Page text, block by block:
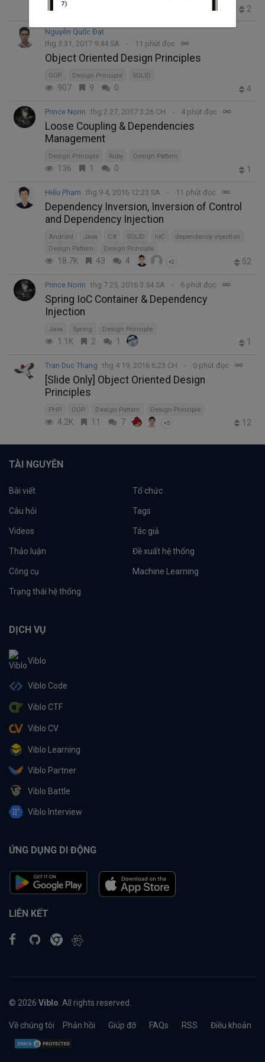
862 2
Nguyễn Quốc Đạt
thg 3 31, 2017 9:44 SA
11 phút đọc
Object Oriented Design Principles
OOP Design Principle SOLID
907 9 0 4
Prince Norin thg 2 27, 2017 3:26 CH 4 phút đọc
Loose Coupling & Dependencies
Management
Design Principle Ruby Design Pattern
136 1 0 1
Hiếu Phạm thg 9 4, 2016 12:23 SA 11 phút đọc
Dependency Inversion, Inversion of Control
and Dependency Injection
Android Java C# SOLID IoC
dependency injection
Design Pattern
Design Principle
18.7K 43 4 +2 52
Prince Norin thg 7 25, 2016 3:54 SA 6 phút đọc
Spring IoC Container & Dependency
Injection
Java Spring Design Principle
1.1K 2 1 1
Tran Duc Thang thg 4 19, 2016 6:23 CH 0 phút đọc
[Slide Only] Object Oriented Design
Principles
PHP OOP Design Pattern Design Principle
4.2K 11 7 +5 12
TÀI NGUYÊN
Bài viết Tổ chức
Câu hỏi Tags
Videos Tác giả
Thảo luận Đề xuất hệ thống
Công cụ Machine Learning
Trạng thái hệ thống
DỊCH VỤ
Viblo
Viblo Code
Viblo CTF
Viblo CV
Viblo Learning
Viblo Partner
Viblo Battle
Viblo Interview
ỨNG DỤNG DI ĐỘNG
LIÊN KẾT
© 2026 Viblo . All rights reserved.
Về chúng tôi Phản hồi Giúp đỡ FAQs RSS Điều khoản